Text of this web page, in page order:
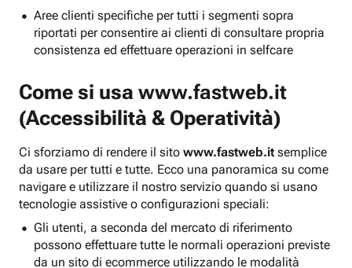
Aree clienti specifiche per tutti i segmenti sopra
riportati per consentire ai clienti di consultare propria
consistenza ed effettuare operazioni in selfcare
Come si usa www.fastweb.it
(Accessibilità & Operatività)
Ci sforziamo di rendere il sito www.fastweb.it semplice
da usare per tutti e tutte. Ecco una panoramica su come
navigare e utilizzare il nostro servizio quando si usano
tecnologie assistive o configurazioni speciali:
Gli utenti, a seconda del mercato di riferimento
possono effettuare tutte le normali operazioni previste
da un sito di ecommerce utilizzando le modalità